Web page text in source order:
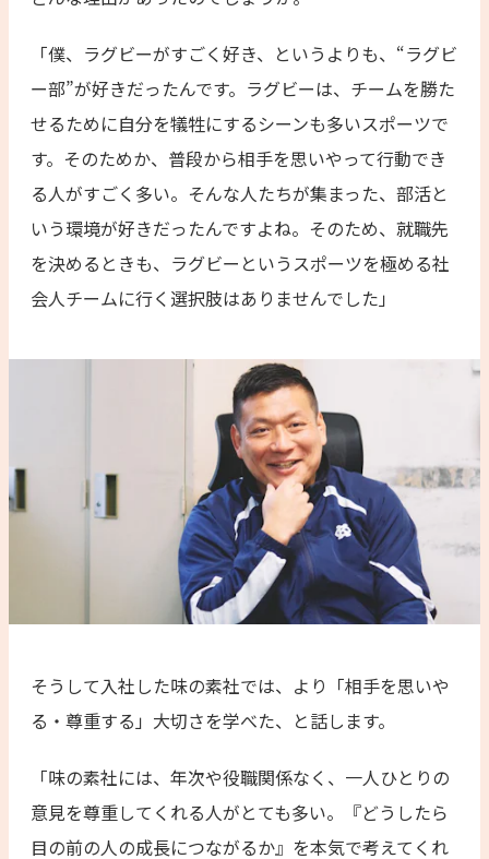
「僕、ラグビーがすごく好き、というよりも、“ラグビ
ー部”が好きだったんです。ラグビーは、チームを勝た
せるために自分を犠牲にするシーンも多いスポーツで
す。そのためか、普段から相手を思いやって行動でき
る人がすごく多い。そんな人たちが集まった、部活と
いう環境が好きだったんですよね。そのため、就職先
を決めるときも、ラグビーというスポーツを極める社
会人チームに行く選択肢はありませんでした」
そうして入社した味の素社では、より「相手を思いや
る・尊重する」大切さを学べた、と話します。
「味の素社には、年次や役職関係なく、一人ひとりの
意見を尊重してくれる人がとても多い。『どうしたら
目の前の人の成長につながるか』を本気で考えてくれ